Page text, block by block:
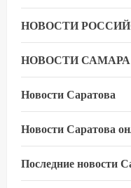
НОВОСТИ
НОВОСТИ САМАРА
Новости Саратова
Новости Саратова
Последние новости